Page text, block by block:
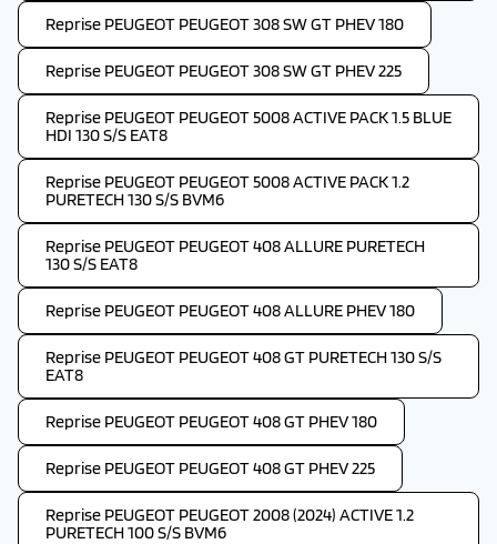
Reprise PEUGEOT PEUGEOT 308 SW GT PHEV 180
Reprise PEUGEOT PEUGEOT 308 SW GT PHEV 225
Reprise PEUGEOT PEUGEOT 5008 ACTIVE PACK 1.5 BLUE
HDI 130 S/S EAT8
Reprise PEUGEOT PEUGEOT 5008 ACTIVE PACK 1.2
PURETECH 130 S/S BVM6
Reprise PEUGEOT PEUGEOT 408 ALLURE PURETECH
130 S/S EAT8
Reprise PEUGEOT PEUGEOT 408 ALLURE PHEV 180
Reprise PEUGEOT PEUGEOT 408 GT PURETECH 130 S/S
EAT8
Reprise PEUGEOT PEUGEOT 408 GT PHEV 180
Reprise PEUGEOT PEUGEOT 408 GT PHEV 225
Reprise PEUGEOT PEUGEOT 2008 (2024) ACTIVE 1.2
PURETECH 100 S/S BVM6